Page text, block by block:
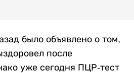
было объявлено о том,
после
уже сегодня ПЦР-тест